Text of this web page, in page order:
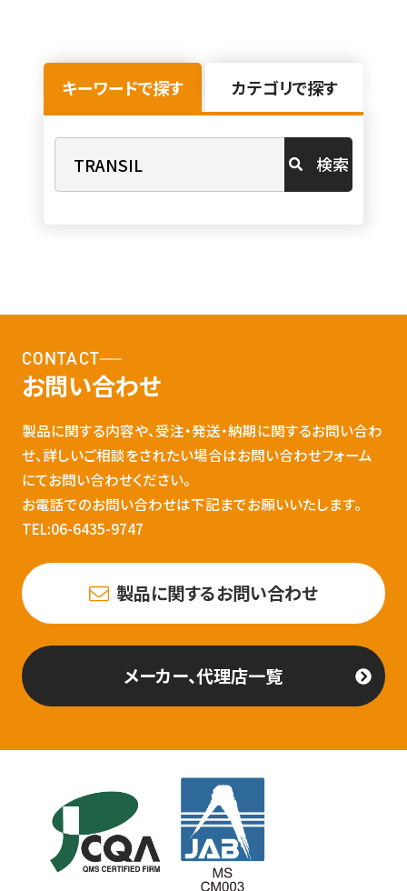
キーワードで探す カテゴリで探す
検索
CONTACT
お問い合わせ
製品に関する内容や、受注・発送・納期に関するお問い合わ
せ、詳しいご相談をされたい場合はお問い合わせフォーム
にてお問い合わせください。
お電話でのお問い合わせは下記までお願いいたします。
TEL:06-6435-9747
製品に関するお問い合わせ
メーカー、代理店一覧